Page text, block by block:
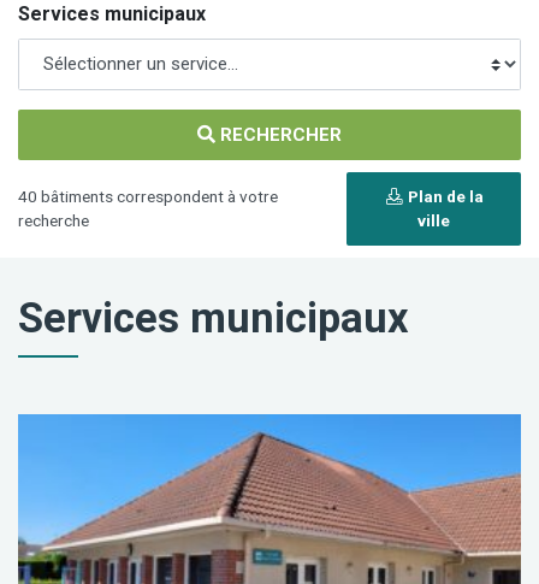
Services municipaux
RECHERCHER
40 bâtiments correspondent à votre
recherche
Plan de la
ville
Services municipaux